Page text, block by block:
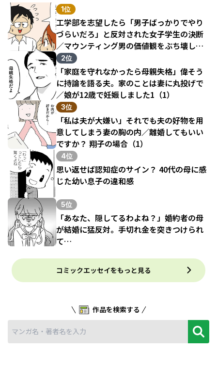
1位
工学部を志望したら「男子ばっかりでやり
づらいだろ」と反対された女子学生の決断
／マウンティング男の価値観をぶち壊した
結果（1）
2位
「家庭を守れなかったら母親失格」偉そう
に持論を語る夫。家のことは妻に丸投げで
／娘が12歳で妊娠しました1（1）
3位
「私は夫が大嫌い」それでも夫の好物を用
意してしまう妻の胸の内／離婚してもいい
ですか？ 翔子の場合（1）
4位
思い返せば認知症のサイン？ 40代の母に感
じた幼い息子の違和感
5位
「あなた、隠してるわよね？」婚約者の母
が結婚に猛反対。手切れ金を突きつけられ
て…
コミックエッセイをもっと見る
作品を検索する